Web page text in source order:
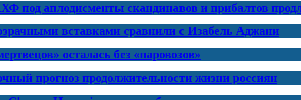
под аплодисменты скандинавов и прибалтов
вставками сравнили с Изабель Аджани
осталась без «паровозов»
прогноз продолжительности жизни россиян